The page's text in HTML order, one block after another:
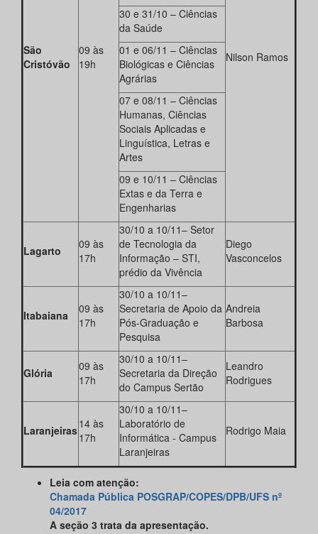
São
Cristóvão
09 às
19h
Nilson Ramos
30 e 31/10 – Ciências
da Saúde
01 e 06/11 – Ciências
Biológicas e Ciências
Agrárias
07 e 08/11 – Ciências
Humanas, Ciências
Sociais Aplicadas e
Linguística, Letras e
Artes
09 e 10/11 – Ciências
Extas e da Terra e
Engenharias
Lagarto
09 às
17h
30/10 a 10/11– Setor
de Tecnologia da
Informação – STI,
prédio da Vivência
Diego
Vasconcelos
Itabaiana
09 às
17h
30/10 a 10/11–
Secretaria de Apoio da
Pós-Graduação e
Pesquisa
Andreia
Barbosa
Glória
09 às
17h
30/10 a 10/11–
Secretaria da Direção
do Campus Sertão
Leandro
Rodrigues
Laranjeiras14 às
17h
30/10 a 10/11–
Laboratório de
Informática - Campus
Laranjeiras
Rodrigo Maia
Leia com atenção:
Chamada Pública POSGRAP/COPES/DPB/UFS nº
04/2017
A seção 3 trata da apresentação.